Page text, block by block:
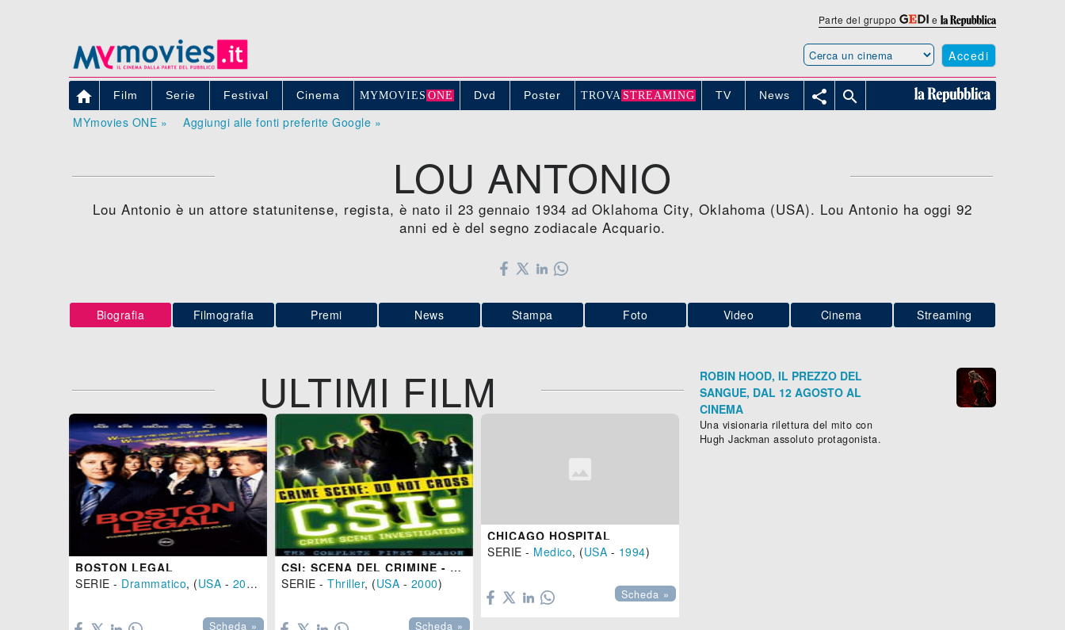
Parte del gruppo e
Accedi
 Film Serie Festival Cinema MYMOVIE S ONE Dvd Poster TROVA STREAMING TV News  
MYmovies ONE » Aggiungi alle fonti preferite Google »
LOU ANTONIO
Lou Antonio è un attore statunitense, regista, è nato il 23 gennaio 1934 ad Oklahoma City, Oklahoma (USA). Lou Antonio ha oggi 92
anni ed è del segno zodiacale Acquario.
Biografia Filmografia Premi News Stampa Foto Video Cinema Streaming
ULTIMI FILM
BOSTON LEGAL
SERIE - Drammatico, (USA - 2004
Scheda »
CSI: SCENA DEL CRIMINE - STAGIONE 1
SERIE - Thriller, (USA - 2000)
Scheda »
CHICAGO HOSPITAL
SERIE - Medico, (USA - 1994)
Scheda »
ROBIN HOOD, IL PREZZO DEL
SANGUE, DAL 12 AGOSTO AL
CINEMA
Una visionaria rilettura del mito con
Hugh Jackman assoluto protagonista.